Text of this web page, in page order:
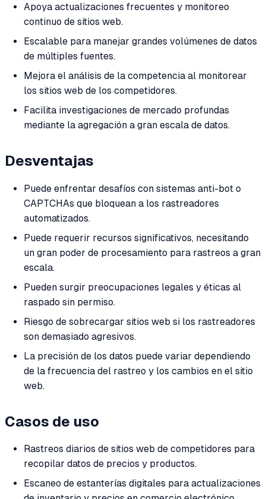
Apoya actualizaciones frecuentes y monitoreo
continuo de sitios web.
Escalable para manejar grandes volúmenes de datos
de múltiples fuentes.
Mejora el análisis de la competencia al monitorear
los sitios web de los competidores.
Facilita investigaciones de mercado profundas
mediante la agregación a gran escala de datos.
Desventajas
Puede enfrentar desafíos con sistemas anti-bot o
CAPTCHAs que bloquean a los rastreadores
automatizados.
Puede requerir recursos significativos, necesitando
un gran poder de procesamiento para rastreos a gran
escala.
Pueden surgir preocupaciones legales y éticas al
raspado sin permiso.
Riesgo de sobrecargar sitios web si los rastreadores
son demasiado agresivos.
La precisión de los datos puede variar dependiendo
de la frecuencia del rastreo y los cambios en el sitio
web.
Casos de uso
Rastreos diarios de sitios web de competidores para
recopilar datos de precios y productos.
Escaneo de estanterías digitales para actualizaciones